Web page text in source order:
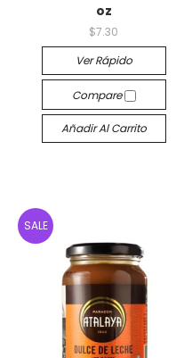
oz
$7.30
Ver Rápido
Compare
Añadir Al Carrito
SALE